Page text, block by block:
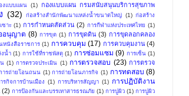
งแบบแผน (1) กองแบบแผน กรมสนับสนุนบริการสุขภาพ
(32) ก่อสร้างสำนักพัฒนาแหล่งน้ำขนาดใหญ่ (1) ก่อสร้าง
ซาะ (1) การกําหนดสัดส่วน (2) การกีฬาแห่งประเทศไทย (1)
อนุญาต (8) การขุด (1) การขุดดิน (3) การขุดลอกคลอง
หนังสือราชการ (1) การควบคุม (17) การควบคุมงาน (4)
งน้ำ (1) การใช้ที่ราชพัสดุ (1) การซ่อมแซม (9) การเซ็น (1)
(1) การตรวจประเมิน (1) การตรวจสอบ (23) การตรวจ
ารถ่ายโอนถนน (1) การถ่ายโอนภารกิจ (1) การทดสอบ (8)
รกิจการบ้านเมือง (1) การบริหารสัญญา (1) การปฏิบัติงาน
(2) การป้องกันและบรรเทาสารธรณภัย (1) การปูผิว (1) การปูผิว